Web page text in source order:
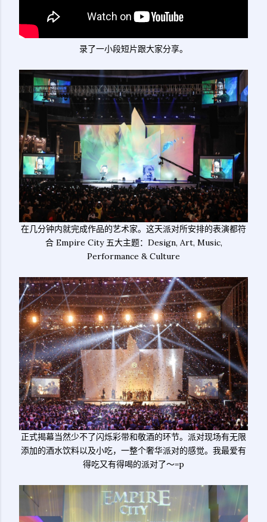
录了一小段短片跟大家分享。
在几分钟内就完成作品的艺术家。这天派对所安排的表演都符
合 Empire City 五大主题：Design, Art, Music,
Performance & Culture
正式揭幕当然少不了闪烁彩带和敬酒的环节。派对现场有无限
添加的酒水饮料以及小吃，一整个奢华派对的感觉。我最爱有
得吃又有得喝的派对了～=p